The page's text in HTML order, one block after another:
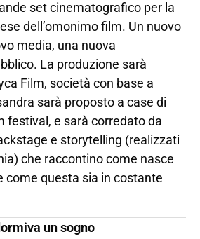
set cinematografico per la
dell’omonimo film. Un nuovo
media, una nuova
La produzione sarà
Film, società con base a
sarà proposto a case di
festival, e sarà corredato da
e storytelling (realizzati
che raccontino come nasce
come questa sia in costante
un sogno